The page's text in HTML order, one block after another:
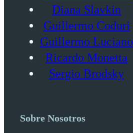
Diana Slavkin
Guillermo Coduri
Guillermo Luciano
Ricardo Monetta
Sergio Brodsky
Sobre Nosotros